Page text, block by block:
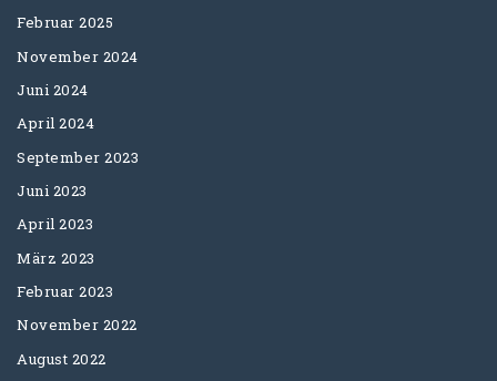
Februar 2025
November 2024
Juni 2024
April 2024
September 2023
Juni 2023
April 2023
März 2023
Februar 2023
November 2022
August 2022